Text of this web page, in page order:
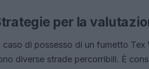
per la
caso di possesso di un fumetto
diverse strade percorribili. È